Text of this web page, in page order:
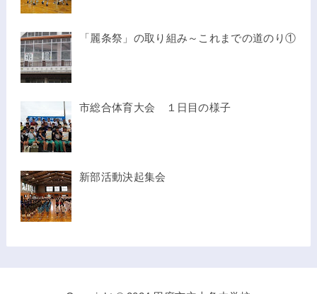
「麗条祭」の取り組み～これまでの道のり①
市総合体育大会 １日目の様子
新部活動決起集会